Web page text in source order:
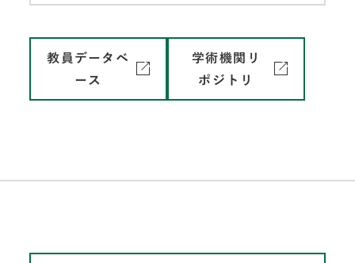
教員データベ
ース
学術機関リ
ポジトリ